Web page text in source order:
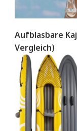
Aufblasbare
Vergleich)